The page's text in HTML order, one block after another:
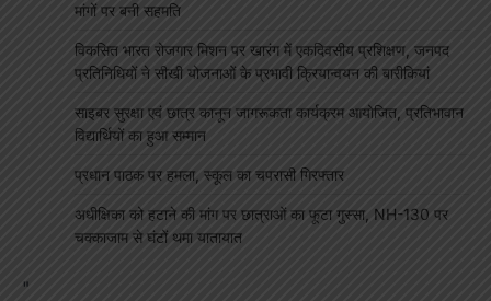
मांगों पर बनी सहमति
विकसित भारत रोजगार मिशन पर खारंग में एकदिवसीय प्रशिक्षण, जनपद
प्रतिनिधियों ने सीखी योजनाओं के प्रभावी क्रियान्वयन की बारीकियां
साइबर सुरक्षा एवं छात्र कानून जागरूकता कार्यक्रम आयोजित, प्रतिभावान
विद्यार्थियों का हुआ सम्मान
प्रधान पाठक पर हमला, स्कूल का चपरासी गिरफ्तार
अधीक्षिका को हटाने की मांग पर छात्राओं का फूटा गुस्सा, NH-130 पर
चक्काजाम से घंटों थमा यातायात
"